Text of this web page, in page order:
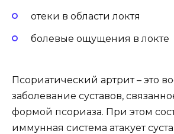
отеки в области локтя
болевые ощущения в локте
Псориатический артрит – это
заболевание суставов,
формой псориаза. При этом
иммунная система атакует